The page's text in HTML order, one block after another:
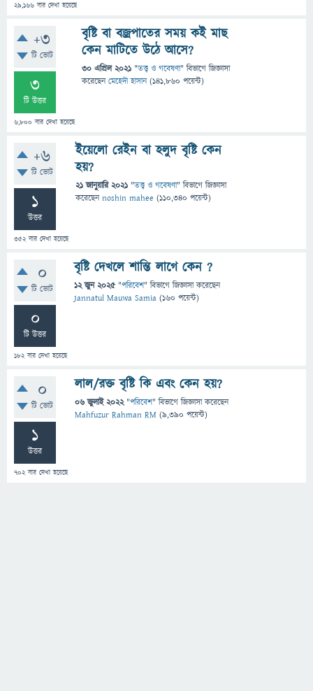
29,166 বার দেখা হয়েছে
+3
টি ভোট
3
টি উত্তর
6,800 বার দেখা হয়েছে
বৃষ্টি বা বজ্রপাতের সময় কই মাছ
কেন মাটিতে উঠে আসে?
30 এপ্রিল 2021 "তত্ত্ব ও গবেষণা" বিভাগে জিজ্ঞাসা
করেছেনমেহেদী হাসান (141,860 পয়েন্ট)
+6
টি ভোট
1
উত্তর
352বার দেখা হয়েছে
ইয়েলো রেইন বা হলুদ বৃষ্টি কেন
হয়?
21 জানুয়ারি 2021 "তত্ত্ব ও গবেষণা" বিভাগে জিজ্ঞাসা
করেছেনnoshin mahee (110,340 পয়েন্ট)
0
টি ভোট
0
টি উত্তর
182বার দেখা হয়েছে
বৃষ্টি দেখলে শান্তি লাগে কেন ?
12 জুন 2025 "পরিবেশ" বিভাগে জিজ্ঞাসাকরেছেন
Jannatul Mauwa Samia (160 পয়েন্ট)
0
টি ভোট
1
উত্তর
702বার দেখা হয়েছে
লাল/রক্ত বৃষ্টি কি এবং কেন হয়?
06 জুলাই 2022 "পরিবেশ" বিভাগে জিজ্ঞাসাকরেছেন
Mahfuzur Rahman RM (9,390 পয়েন্ট)